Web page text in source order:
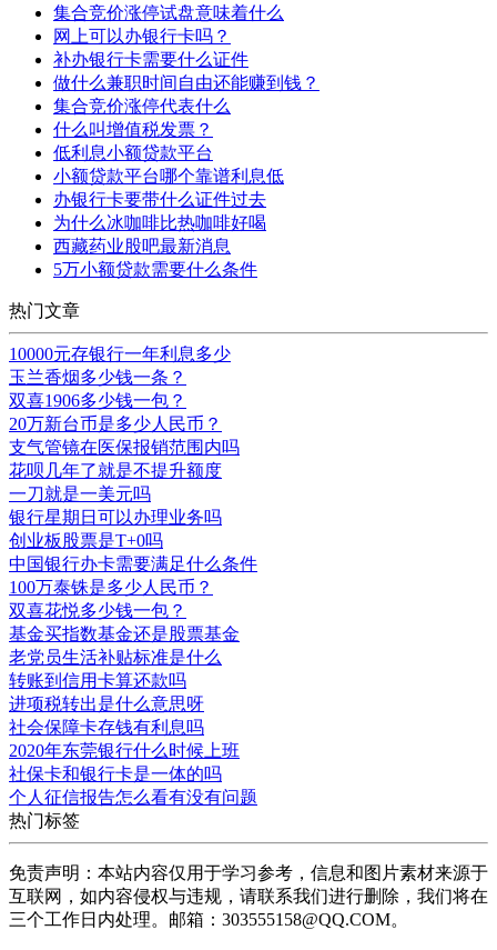
集合竞价涨停试盘意味着什么
网上可以办银行卡吗？
补办银行卡需要什么证件
做什么兼职时间自由还能赚到钱？
集合竞价涨停代表什么
什么叫增值税发票？
低利息小额贷款平台
小额贷款平台哪个靠谱利息低
办银行卡要带什么证件过去
为什么冰咖啡比热咖啡好喝
西藏药业股吧最新消息
5万小额贷款需要什么条件
热门文章
10000元存银行一年利息多少
玉兰香烟多少钱一条？
双喜1906多少钱一包？
20万新台币是多少人民币？
支气管镜在医保报销范围内吗
花呗几年了就是不提升额度
一刀就是一美元吗
银行星期日可以办理业务吗
创业板股票是T+0吗
中国银行办卡需要满足什么条件
100万泰铢是多少人民币？
双喜花悦多少钱一包？
基金买指数基金还是股票基金
老党员生活补贴标准是什么
转账到信用卡算还款吗
进项税转出是什么意思呀
社会保障卡存钱有利息吗
2020年东莞银行什么时候上班
社保卡和银行卡是一体的吗
个人征信报告怎么看有没有问题
热门标签
免责声明：本站内容仅用于学习参考，信息和图片素材来源于
互联网，如内容侵权与违规，请联系我们进行删除，我们将在
三个工作日内处理。邮箱：303555158@QQ.COM。